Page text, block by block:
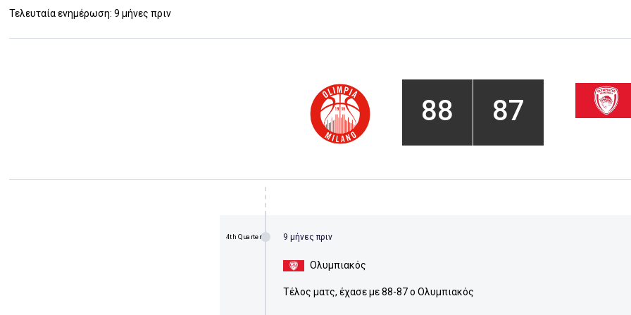
Τελευταία ενημέρωση: 9 μήνες πριν
88 87
4th Quarter 9 μήνες πριν
Ολυμπιακός
Τέλος ματς, έχασε με 88-87 ο Ολυμπιακός